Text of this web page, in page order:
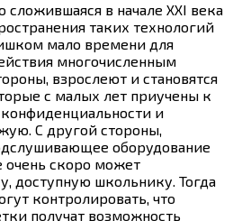
сложившаяся в начале XXI века
таких технологий
мало времени для
многочисленным
взрослеют и становятся
с малых лет приучены к
и
С другой стороны,
оборудование
скоро может
доступную школьнику. Тогда
контролировать, что
получат возможность